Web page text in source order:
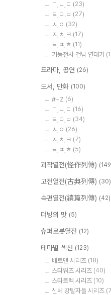
ㄱ,ㄴ,ㄷ (23)
ㄹ,ㅁ.ㅂ (27)
ㅅ,ㅇ (32)
ㅈ,ㅊ,ㅋ (17)
ㅌ,ㅍ,ㅎ (11)
기동전사 건담 연대기
드라마, 공연 (26)
도서, 만화 (100)
#~Z (6)
ㄱ,ㄴ,ㄷ (16)
ㄹ,ㅁ,ㅂ (34)
ㅅ,ㅇ (26)
ㅈ,ㅊ,ㅋ (7)
ㅌ,ㅍ,ㅎ (5)
괴작열전(怪作列傳)
고전열전(古典列傳) (30)
속편열전(續篇列傳) (42)
더빙의 맛 (5)
슈퍼로봇열전 (12)
테마별 섹션 (123)
배트맨 시리즈 (18)
스타워즈 시리즈 (40)
스타트렉 시리즈 (10)
신체 강탈자들 시리즈